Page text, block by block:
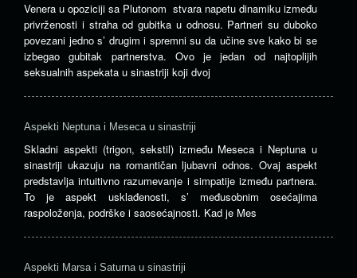
Venera u opoziciji sa Plutonom stvara napetu dinamiku između
privrženosti i straha od gubitka u odnosu. Partneri su duboko
povezani jedno s’ drugim i spremni su da učine sve kako bi se
izbegao gubitak partnerstva. Ovo je jedan od najtoplijih
seksualnih aspekata u sinastriji koji dvoj
Aspekti Neptuna i Meseca u sinastriji
Skladni aspekti (trigon, sekstil) između Meseca i Neptuna u
sinastriji ukazuju na romantičan ljubavni odnos. Ovaj aspekt
predstavlja intuitivno razumevanje i simpatije između partnera.
To je aspekt usklađenosti, s’ međusobnim osećajima
raspoloženja, podrške i saosećajnosti. Kad je Mes
Aspekti Marsa i Saturna u sinastriji